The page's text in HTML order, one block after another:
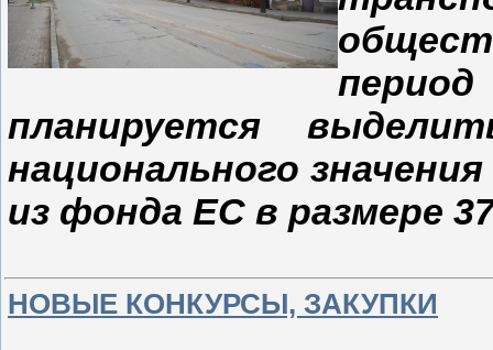
планируется
национального
из фонда ЕС в размере
НОВЫЕ КОНКУРСЫ, ЗАКУПКИ